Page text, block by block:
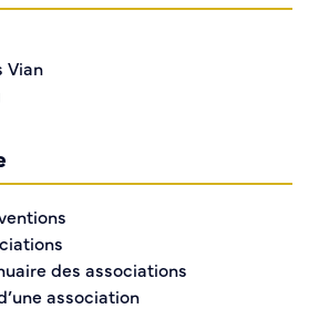
d'Or
Vian
des associations
association